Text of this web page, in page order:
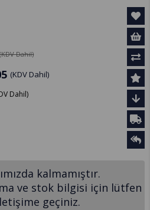
(KDV Dahil)
(KDV Dahil)
Dahil)
kalmamıştır.
ve stok bilgisi için lütfen
geçiniz.